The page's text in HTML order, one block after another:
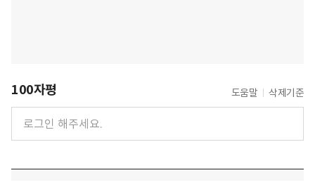
100자평 도움말 삭제기준